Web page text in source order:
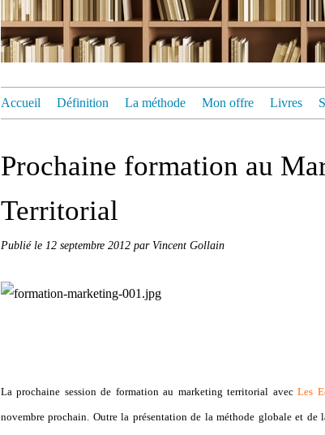
Accueil Définition La méthode Mon offre Livres
Prochaine formation au
Territorial
Publié le 12 septembre 2012 par Vincent Gollain
La prochaine session de formation au marketing territorial avecLes
novembre prochain. Outre la présentation de la méthode globale et de